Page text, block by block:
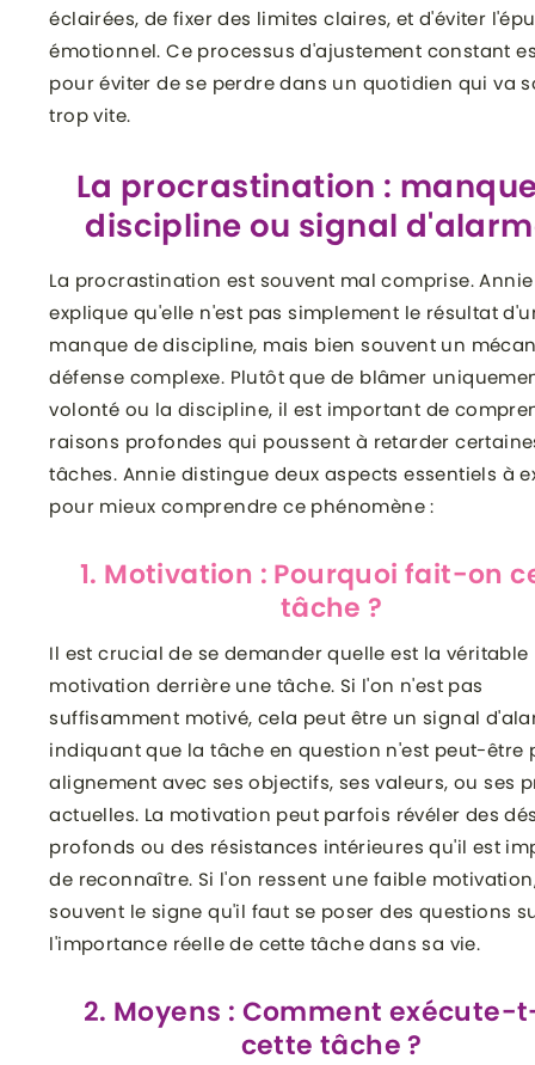
éclairées, de fixer des limites claires, et d'éviter
émotionnel. Ce processus d'ajustement constant
pour éviter de se perdre dans un quotidien qui va
trop vite.
La procrastination :
discipline ou signal
La procrastination est souvent mal comprise. Annie
explique qu'elle n'est pas simplement le résultat
manque de discipline, mais bien souvent un
défense complexe. Plutôt que de blâmer
volonté ou la discipline, il est important de
raisons profondes qui poussent à retarder
tâches. Annie distingue deux aspects essentiels à
pour mieux comprendre ce phénomène :
1. Motivation : Pourquoi fait-on
tâche ?
Il est crucial de se demander quelle est la véritable
motivation derrière une tâche. Si l'on n'est pas
suffisamment motivé, cela peut être un signal
indiquant que la tâche en question n'est peut-être
alignement avec ses objectifs, ses valeurs, ou ses
actuelles. La motivation peut parfois révéler des
profonds ou des résistances intérieures qu'il est
de reconnaître. Si l'on ressent une faible
souvent le signe qu'il faut se poser des questions
l'importance réelle de cette tâche dans sa vie.
2. Moyens : Comment exécute-
cette tâche ?